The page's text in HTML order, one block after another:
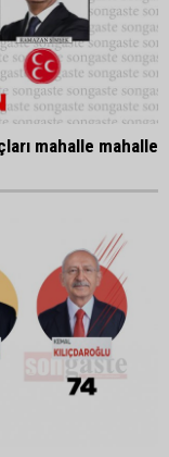
mahalle mahalle